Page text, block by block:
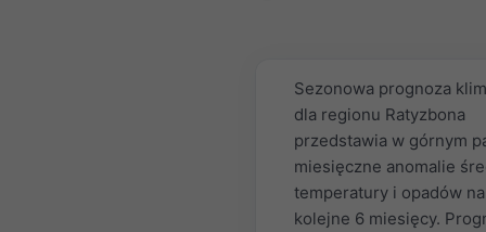
Sezonowa prognoza
dla regionu Ratyzbona
przedstawia w górnym
miesięczne anomalie
temperatury i opadów na
kolejne 6 miesięcy.